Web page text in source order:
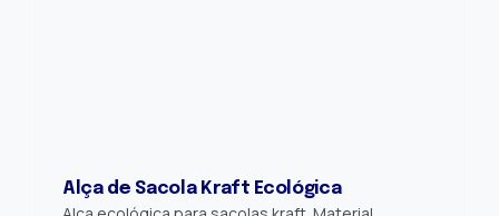
Alça de Sacola Kraft Ecológica